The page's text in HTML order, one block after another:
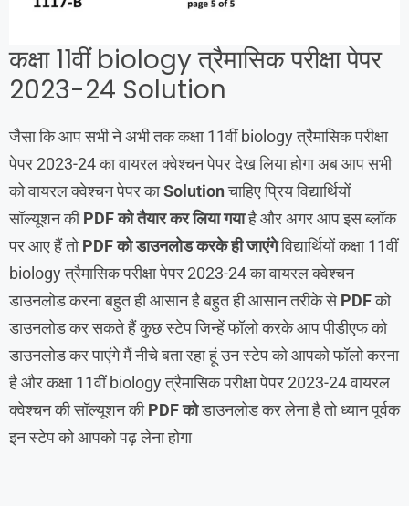
कक्षा 11वीं biology त्रैमासिक परीक्षा पेपर
2023-24 Solution
जैसा कि आप सभी ने अभी तक कक्षा 11वीं biology त्रैमासिक परीक्षा
पेपर 2023-24 का वायरल क्वेश्चन पेपर देख लिया होगा अब आप सभी
को वायरल क्वेश्चन पेपर काSolutionचाहिए प्रिय विद्यार्थियों
सॉल्यूशन कीPDF को तैयार कर लिया गयाहै और अगर आप इस ब्लॉक
पर आए हैं तोPDF को डाउनलोड करके ही जाएंगेविद्यार्थियों कक्षा 11वीं
biology त्रैमासिक परीक्षा पेपर 2023-24 का वायरल क्वेश्चन
डाउनलोड करना बहुत ही आसान है बहुत ही आसान तरीके सेPDFको
डाउनलोड कर सकते हैं कुछ स्टेप जिन्हें फॉलो करके आप पीडीएफ को
डाउनलोड कर पाएंगे मैं नीचे बता रहा हूं उन स्टेप को आपको फॉलो करना
है और कक्षा 11वीं biology त्रैमासिक परीक्षा पेपर 2023-24 वायरल
क्वेश्चन की सॉल्यूशन कीPDF कोडाउनलोड कर लेना है तो ध्यान पूर्वक
इन स्टेप को आपको पढ़ लेना होगा